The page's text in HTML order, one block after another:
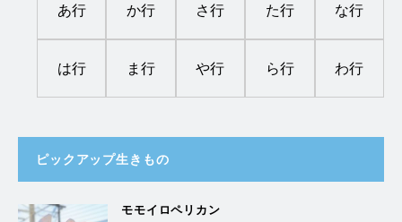
あ行 か行 さ行 た行 な行
は行 ま行 や行 ら行 わ行
ピックアップ生きもの
モモイロペリカン